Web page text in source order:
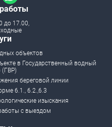
до 17.00,
объектов
в Государственный водный
(ГВР)
береговой линии
6.1., 6.2.,6.3
изыскания
с выездом